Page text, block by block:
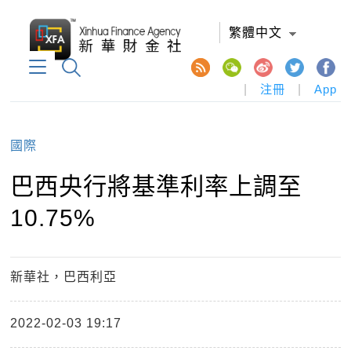
繁體中文
注冊 App
國際
巴西央行將基準利率上調至
10.75%
新華社，巴西利亞
2022-02-03 19:17